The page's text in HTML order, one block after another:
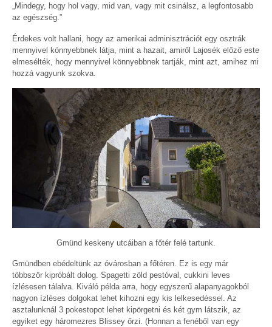
„Mindegy, hogy hol vagy, mid van, vagy mit csinálsz, a legfontosabb
az egészség.”
Érdekes volt hallani, hogy az amerikai adminisztrációt egy osztrák
mennyivel könnyebbnek látja, mint a hazait, amiről Lajosék előző este
elmesélték, hogy mennyivel könnyebbnek tartják, mint azt, amihez mi
hozzá vagyunk szokva.
Gmünd keskeny utcáiban a főtér felé tartunk.
Gmündben ebédeltünk az óvárosban a főtéren. Ez is egy már
többször kipróbált dolog. Spagetti zöld pestóval, cukkini leves
ízlésesen tálalva. Kiváló példa arra, hogy egyszerű alapanyagokból
nagyon ízléses dolgokat lehet kihozni egy kis lelkesedéssel. Az
asztalunknál 3 pokestopot lehet kipörgetni és két gym látszik, az
egyiket egy háromezres Blissey őrzi. (Honnan a fenéből van egy